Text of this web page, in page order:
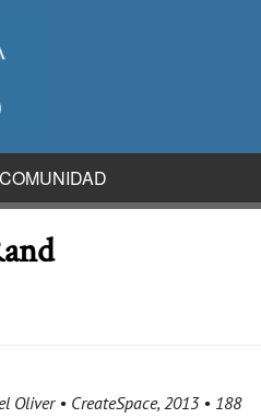
COMUNIDAD
Oliver • CreateSpace, 2013 • 188